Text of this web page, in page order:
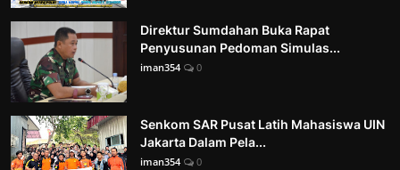
Direktur Sumdahan Buka Rapat
Penyusunan Pedoman Simulas...
iman354 0
Senkom SAR Pusat Latih Mahasiswa UIN
Jakarta Dalam Pela...
iman354 0